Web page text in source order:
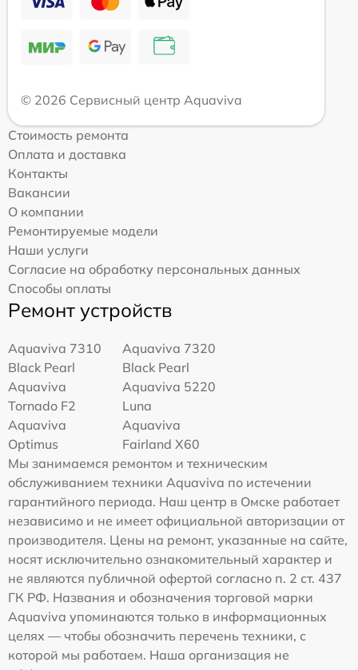
© 2026 Сервисный центр Aquaviva
Стоимость ремонта
Оплата и доставка
Контакты
Вакансии
О компании
Ремонтируемые модели
Наши услуги
Согласие на обработку персональных данных
Способы оплаты
Ремонт устройств
Aquaviva 7310
Black Pearl
Aquaviva 7320
Black Pearl
Aquaviva
Tornado F2
Aquaviva 5220
Luna
Aquaviva
Optimus
Aquaviva
Fairland X60
Мы занимаемся ремонтом и техническим
обслуживанием техники Aquaviva по истечении
гарантийного периода. Наш центр в Омске работает
независимо и не имеет официальной авторизации от
производителя. Цены на ремонт, указанные на сайте,
носят исключительно ознакомительный характер и
не являются публичной офертой согласно п. 2 ст. 437
ГК РФ. Названия и обозначения торговой марки
Aquaviva упоминаются только в информационных
целях — чтобы обозначить перечень техники, с
которой мы работаем. Наша организация не